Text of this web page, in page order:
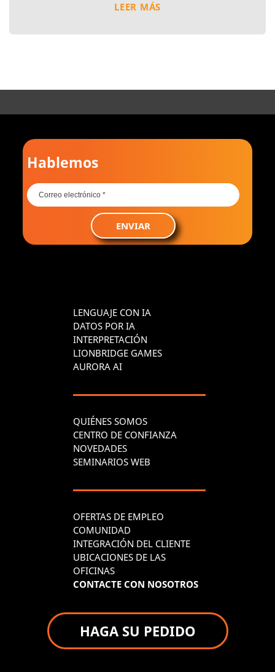
LEER MÁS
Hablemos
ENVIAR
LENGUAJE CON IA
DATOS POR IA
INTERPRETACIÓN
LIONBRIDGE GAMES
AURORA AI
QUIÉNES SOMOS
CENTRO DE CONFIANZA
NOVEDADES
SEMINARIOS WEB
OFERTAS DE EMPLEO
COMUNIDAD
INTEGRACIÓN DEL CLIENTE
UBICACIONES DE LAS
OFICINAS
CONTACTE CON NOSOTROS
HAGA SU PEDIDO